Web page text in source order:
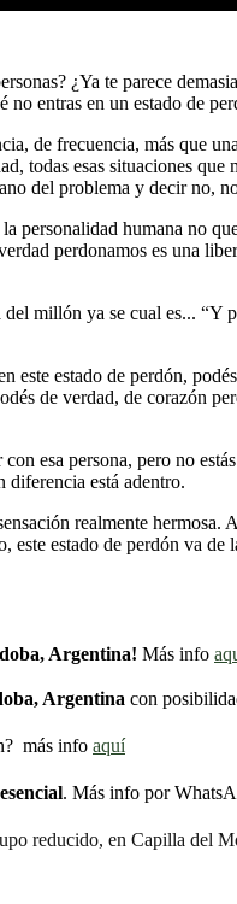
¿Ya te parece
no entras en un estado de
de frecuencia, más que
todas esas situaciones
del problema y decir no,
personalidad humana no
perdonamos es una
millón ya se cual es...
este estado de perdón,
de verdad, de corazón
esa persona, pero no
diferencia está adentro.
realmente
estado de perdón va
Argentina! Más info
Argentina con
más info aquí
. Más info por
reducido, en Capilla del